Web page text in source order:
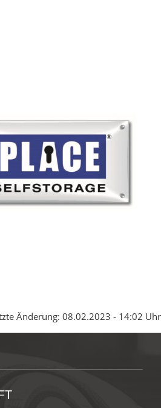
Änderung: 08.02.2023 - 14:02 Uhr